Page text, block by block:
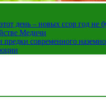
день – новых ссор год не
Медичи
современного